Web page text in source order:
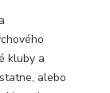
kluby a
alebo